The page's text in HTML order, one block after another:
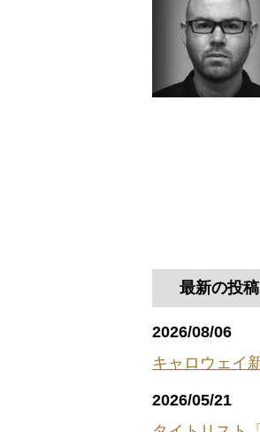
最新の投稿
2026/08/06
キャロウェイ
2026/05/21